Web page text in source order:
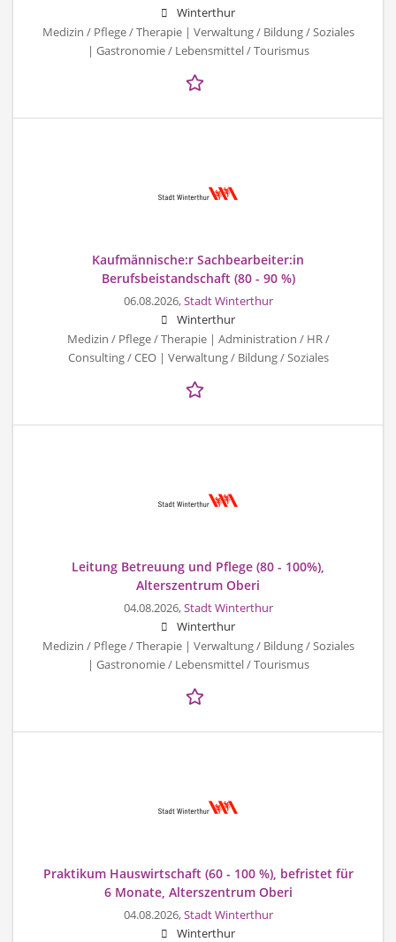
Winterthur
Medizin / Pflege / Therapie | Verwaltung / Bildung / Soziales
| Gastronomie / Lebensmittel / Tourismus
Kaufmännische:r Sachbearbeiter:in
Berufsbeistandschaft (80 - 90 %)
06.08.2026,Stadt Winterthur
Winterthur
Medizin / Pflege / Therapie | Administration / HR /
Consulting / CEO | Verwaltung / Bildung / Soziales
Leitung Betreuung und Pflege (80 - 100%),
Alterszentrum Oberi
04.08.2026,Stadt Winterthur
Winterthur
Medizin / Pflege / Therapie | Verwaltung / Bildung / Soziales
| Gastronomie / Lebensmittel / Tourismus
Praktikum Hauswirtschaft (60 - 100 %), befristet für
6 Monate, Alterszentrum Oberi
04.08.2026,Stadt Winterthur
Winterthur